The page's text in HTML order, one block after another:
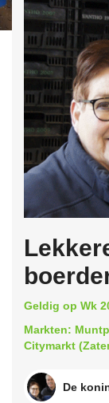
Geldig op Wk
Markten:
Citymarkt
De